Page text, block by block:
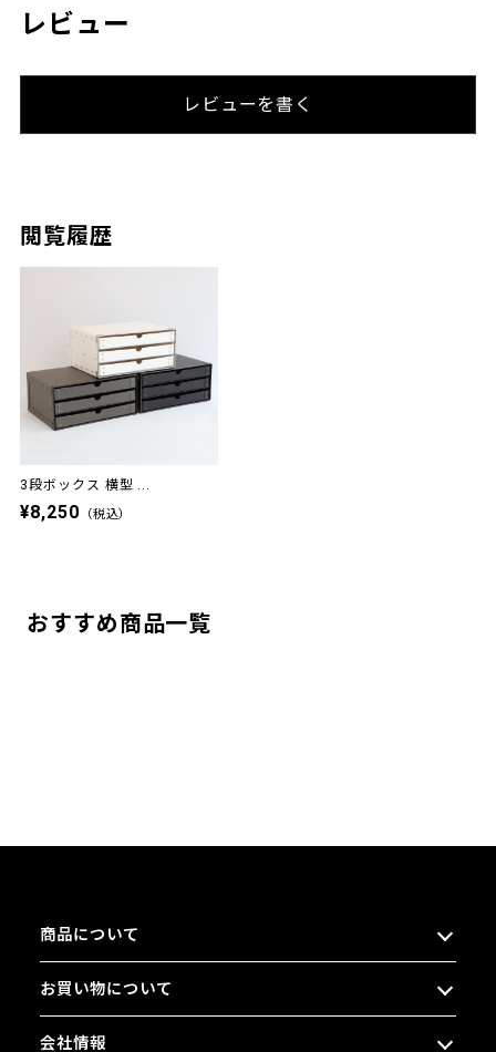
レビュー
レビューを書く
閲覧履歴
3段ボックス 横型 ...
¥8,250 （税込）
おすすめ商品一覧
商品について
お買い物について
会社情報